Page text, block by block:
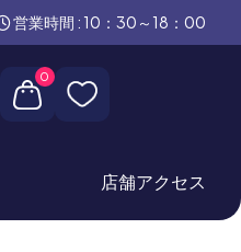
営業時間 : 10：30～18：00
0
店舗アクセス